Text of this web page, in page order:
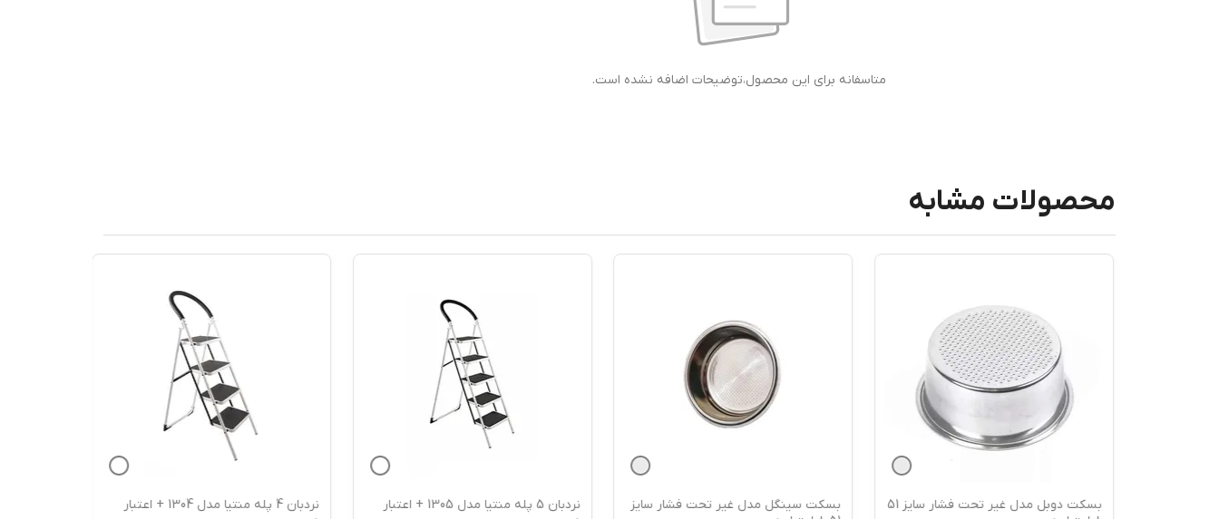
متاسفانه برای این محصول،توضیحات اضافه نشده است.
محصولات مشابه
بسکت دوبل مدل غیر تحت فشار سایز 51
بسکت سینگل مدل غیر تحت فشار سایز
نردبان 5 پله منتیا مدل 1305 + اعتبار
نردبان 4 پله منتیا مدل 1304 + اعتبار